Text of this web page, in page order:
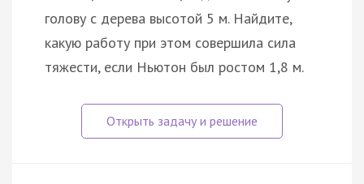
голову с дерева высотой 5 м. Найдите,
какую работу при этом совершила сила
тяжести, если Ньютон был ростом 1,8 м.